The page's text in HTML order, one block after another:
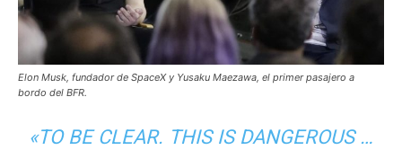
Elon Musk, fundador de SpaceX y Yusaku Maezawa, el primer pasajero a
bordo del BFR.
«TO BE CLEAR. THIS IS DANGEROUS …